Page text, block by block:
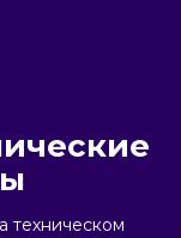
техническом